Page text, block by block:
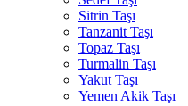
Sitrin Taşı
Tanzanit Taşı
Topaz Taşı
Turmalin Taşı
Yakut Taşı
Yemen Akik Taşı